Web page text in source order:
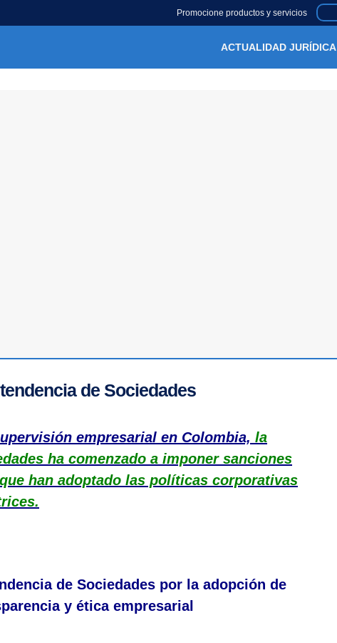
Promocione productos y servicios
ACTUALIDAD JURÍDICA
de Sociedades
empresarial en Colombia, la
ha comenzado a imponer sanciones
han adoptado las políticas corporativas
de Sociedades por la adopción de
y ética empresarial